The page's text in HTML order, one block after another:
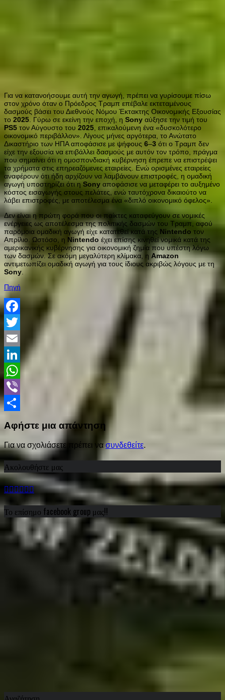
Για να κατανοήσουμε αυτή την αγωγή, πρέπει να γυρίσουμε πίσω
στον χρόνο όταν ο Πρόεδρος Τραμπ επέβαλε εκτεταμένους
δασμούς βάσει του Διεθνούς Νόμου Έκτακτης Οικονομικής Εξουσίας
το 2025 . Γύρω σε εκείνη την εποχή, η Sony αύξησε την τιμή του
PS5 τον Αύγουστο του 2025 , επικαλούμενη ένα «δυσκολότερο
οικονομικό περιβάλλον». Λίγους μήνες αργότερα, το Ανώτατο
Δικαστήριο των ΗΠΑ αποφάσισε με ψήφους 6–3 ότι ο Τραμπ δεν
είχε την εξουσία να επιβάλλει δασμούς με αυτόν τον τρόπο, πράγμα
που σημαίνει ότι η ομοσπονδιακή κυβέρνηση έπρεπε να επιστρέψει
τα χρήματα στις επηρεαζόμενες εταιρείες. Ενώ ορισμένες εταιρείες
αναφέρουν ότι ήδη αρχίζουν να λαμβάνουν επιστροφές, η ομαδική
αγωγή υποστηρίζει ότι η Sony αποφάσισε να μεταφέρει το αυξημένο
κόστος εισαγωγής στους πελάτες, ενώ ταυτόχρονα δικαιούτο να
λάβει επιστροφές, με αποτέλεσμα ένα «διπλό οικονομικό όφελος».
Δεν είναι η πρώτη φορά που οι παίκτες καταφεύγουν σε νομικές
ενέργειες ως αποτέλεσμα της πολιτικής δασμών του Τραμπ, αφού
παρόμοια ομαδική αγωγή είχε κατατεθεί κατά της Nintendo τον
Απρίλιο. Ωστόσο, η Nintendo έχει επίσης κινηθεί νομικά κατά της
αμερικανικής κυβέρνησης για οικονομική ζημία που υπέστη λόγω
των δασμών. Σε ακόμη μεγαλύτερη κλίμακα, η Amazon
αντιμετωπίζει ομαδική αγωγή για τους ίδιους ακριβώς λόγους με τη
Sony
Πηγή
Facebook
Twitter
Email
LinkedIn
WhatsApp
Viber
Αφήστε μια απάντηση
Για να σχολιάσετε πρέπει νασυνδεθείτε.
Ακολουθήστε μας
Το επίσημο facebook group μας!!